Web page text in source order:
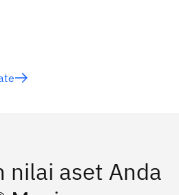
nilai aset Anda